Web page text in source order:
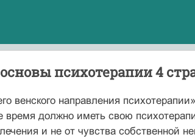
психотерапии 4
венского направления
время должно иметь свою
и не от чувства собственной